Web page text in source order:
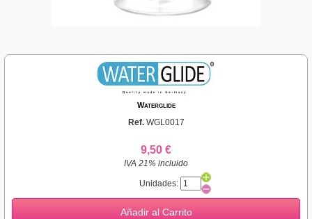
Waterglide
Ref. WGL0017
9,50 €
IVA 21% incluido
Unidades:
Añadir al Carrito